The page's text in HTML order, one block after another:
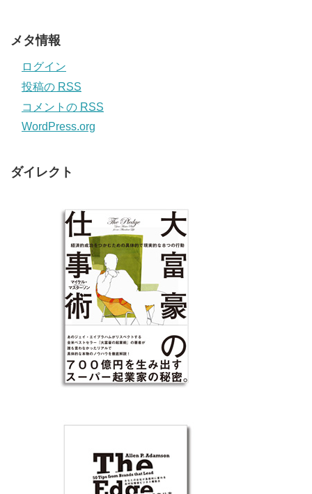
メタ情報
ログイン
投稿の RSS
コメントの RSS
WordPress.org
ダイレクト